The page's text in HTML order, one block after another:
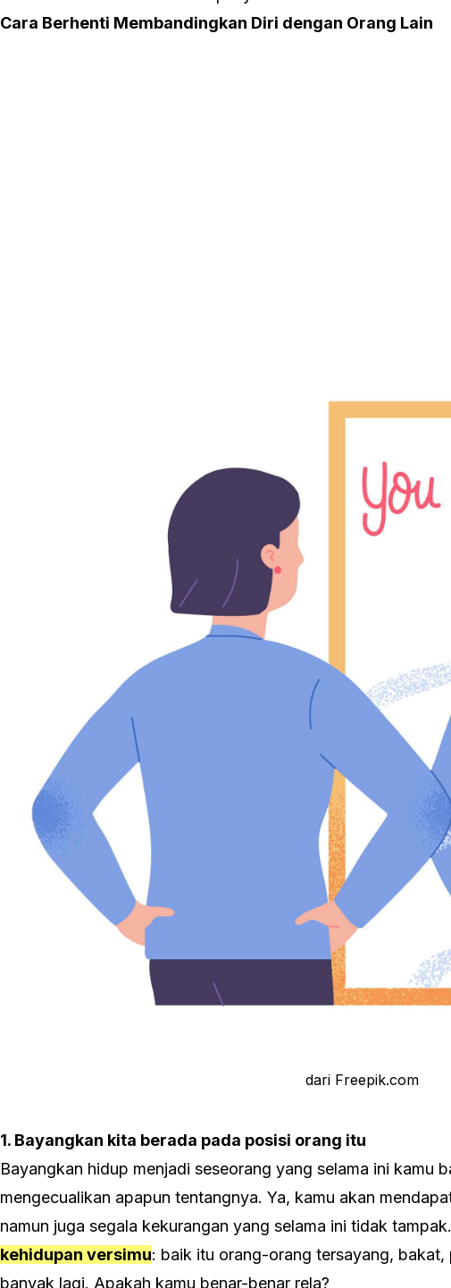
Cara Berhenti Membandingkan Diri dengan Orang Lain
dari Freepik.com
1. Bayangkan kita berada pada posisi orang itu
Bayangkan hidup menjadi seseorang yang selama ini kamu
mengecualikan apapun tentangnya. Ya, kamu akan
namun juga segala kekurangan yang selama ini tidak tampak.
kehidupan versimu: baik itu orang-orang tersayang, bakat,
banyak lagi. Apakah kamu benar-benar rela?